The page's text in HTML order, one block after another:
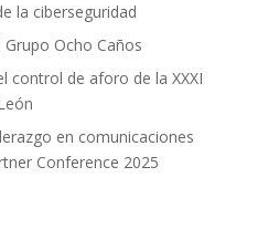
la ciberseguridad
Ocho Caños
control de aforo de la XXXI
en comunicaciones
Conference 2025